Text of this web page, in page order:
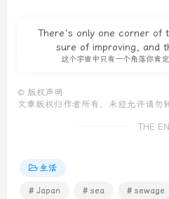
There's only one corner of
sure of improving, and
这个宇宙中只有一个角落你肯
© 版权声明
文章版权归作者所有，未经允许请勿
THE
生活
# Japan # sea # sewage